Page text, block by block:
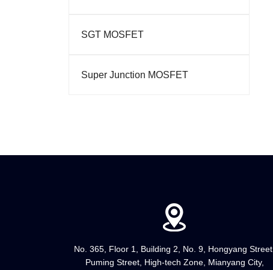
SGT MOSFET
Super Junction MOSFET
No. 365, Floor 1, Building 2, No. 9, Hongyang Street,
Puming Street, High-tech Zone, Mianyang City,